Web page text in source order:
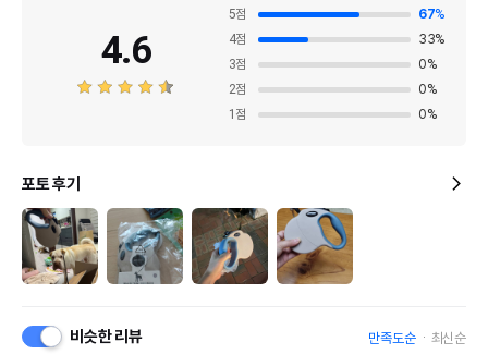
4.6
5점 67%
4점 33%
3점 0%
2점 0%
1 점 0%
포토 후기
비슷한 리뷰 만족도순 최신순